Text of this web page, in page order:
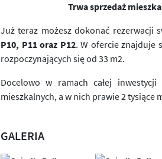
Trwa sprzedaż
Już teraz możesz dokonać rezerwacji
P10, P11 oraz P12. W ofercie znajduje
rozpoczynających się od 33 m2.
Docelowo w ramach całej
mieszkalnych, a w nich prawie 2 tysiące
GALERIA